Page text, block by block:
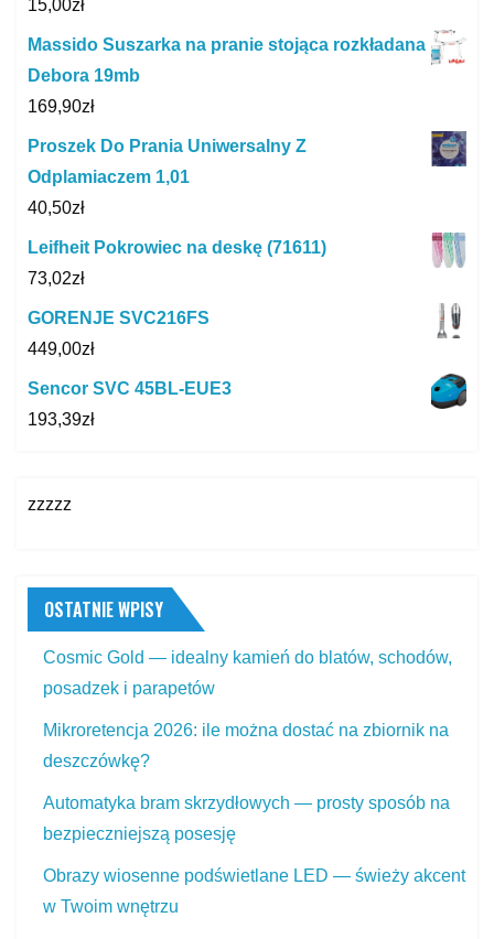
15,00zł
Massido Suszarka na pranie stojąca rozkładana
Debora 19mb
169,90zł
Proszek Do Prania Uniwersalny Z
Odplamiaczem 1,01
40,50zł
Leifheit Pokrowiec na deskę (71611)
73,02zł
GORENJE SVC216FS
449,00zł
Sencor SVC 45BL-EUE3
193,39zł
zzzzz
OSTATNIE WPISY
Cosmic Gold — idealny kamień do blatów, schodów,
posadzek i parapetów
Mikroretencja 2026: ile można dostać na zbiornik na
deszczówkę?
Automatyka bram skrzydłowych — prosty sposób na
bezpieczniejszą posesję
Obrazy wiosenne podświetlane LED — świeży akcent
w Twoim wnętrzu